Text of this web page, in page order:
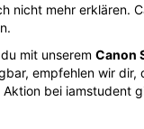
nicht mehr erklären.
mit unserem Canon
empfehlen wir
Aktion bei iamstudent